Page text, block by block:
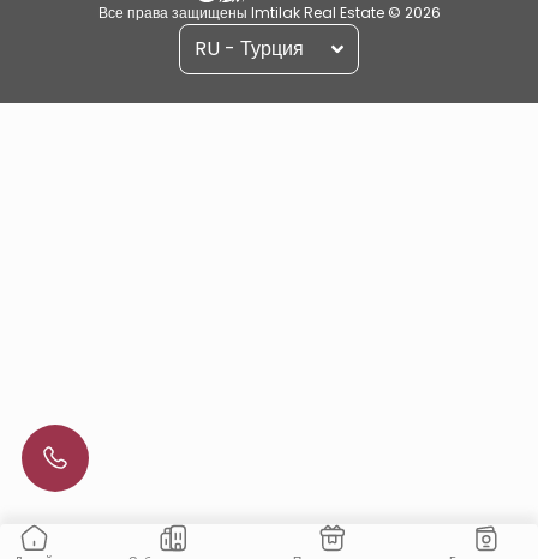
Все права защищены Imtilak Real Estate © 2026
RU - Турция